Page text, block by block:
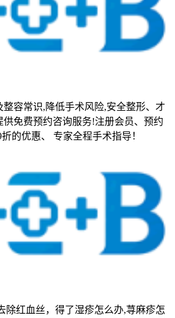
整容常识,降低手术风险,安全整形、才
供免费预约咨询服务!注册会员、预约
的优惠、 专家全程手术指导！
除红血丝，得了湿疹怎么办,荨麻疹怎